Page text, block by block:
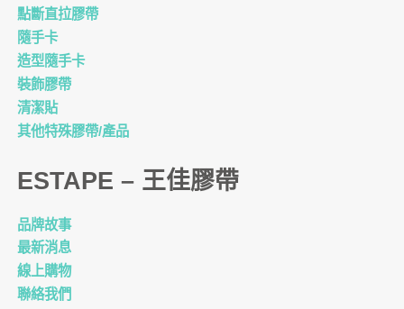
點斷直拉膠帶
隨手卡
造型隨手卡
裝飾膠帶
清潔貼
其他特殊膠帶/產品
ESTAPE – 王佳膠帶
品牌故事
最新消息
線上購物
聯絡我們